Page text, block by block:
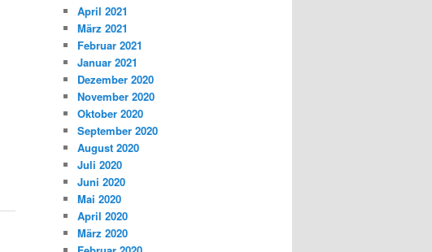
April 2021
März 2021
Februar 2021
Januar 2021
Dezember 2020
November 2020
Oktober 2020
September 2020
August 2020
Juli 2020
Juni 2020
Mai 2020
April 2020
März 2020